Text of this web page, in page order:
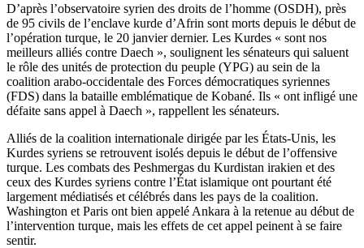
D’après l’observatoire syrien des droits de l’homme (OSDH), près
de 95 civils de l’enclave kurde d’Afrin sont morts depuis le début de
l’opération turque, le 20 janvier dernier. Les Kurdes « sont nos
meilleurs alliés contre Daech », soulignent les sénateurs qui saluent
le rôle des unités de protection du peuple (YPG) au sein de la
coalition arabo-occidentale des Forces démocratiques syriennes
(FDS) dans la bataille emblématique de Kobané. Ils « ont infligé une
défaite sans appel à Daech », rappellent les sénateurs.
Alliés de la coalition internationale dirigée par les États-Unis, les
Kurdes syriens se retrouvent isolés depuis le début de l’offensive
turque. Les combats des Peshmergas du Kurdistan irakien et des
ceux des Kurdes syriens contre l’État islamique ont pourtant été
largement médiatisés et célébrés dans les pays de la coalition.
Washington et Paris ont bien appelé Ankara à la retenue au début de
l’intervention turque, mais les effets de cet appel peinent à se faire
sentir.